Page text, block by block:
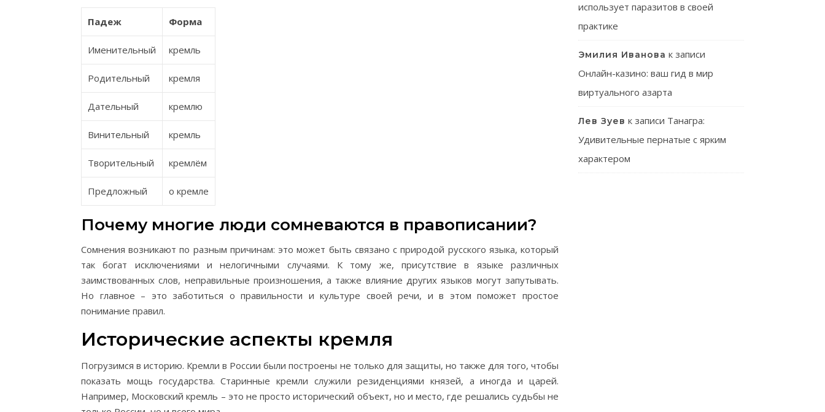
Падеж Форма
Именительный кремль
Родительный кремля
Дательный кремлю
Винительный кремль
Творительный кремлём
Предложный о кремле
Почему многие люди сомневаются в правописании?
Сомнения возникают по разным причинам: это может быть связано с природой русского языка, который
так богат исключениями и нелогичными случаями. К тому же, присутствие в языке различных
заимствованных слов, неправильные произношения, а также влияние других языков могут запутывать.
Но главное – это заботиться о правильности и культуре своей речи, и в этом поможет простое
понимание правил.
Исторические аспекты кремля
Погрузимся в историю. Кремли в России были построены не только для защиты, но также для того, чтобы
показать мощь государства. Старинные кремли служили резиденциями князей, а иногда и царей.
Например, Московский кремль – это не просто исторический объект, но и место, где решались судьбы не
использует паразитов в своей
практике
Эмилия Иванова к записи
Онлайн-казино: ваш гид в мир
виртуального азарта
Лев Зуев к записи Танагра:
Удивительные пернатые с ярким
характером